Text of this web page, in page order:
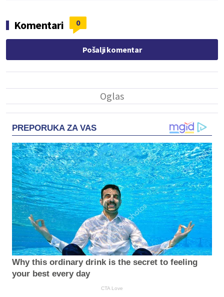
Komentari 0
Pošalji komentar
PREPORUKA ZA VAS
Why this ordinary drink is the secret to feeling
your best every day
CTA Love